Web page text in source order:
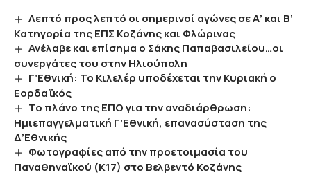
Λεπτό προς λεπτό οι σημερινοί αγώνες σε Α’ και Β’
Κατηγορία της ΕΠΣ Κοζάνης και Φλώρινας
Ανέλαβε και επίσημα ο Σάκης Παπαβασιλείου…οι
συνεργάτες του στην Ηλιούπολη
Γ’Εθνική: Το Κιλελέρ υποδέχεται την Κυριακή ο
Εορδαΐκός
Το πλάνο της ΕΠΟ για την αναδιάρθρωση:
Ημιεπαγγελματική Γ’Εθνική, επανασύσταση της
Δ’Εθνικής
Φωτογραφίες από την προετοιμασία του
Παναθηναϊκού (Κ17) στο Βελβεντό Κοζάνης